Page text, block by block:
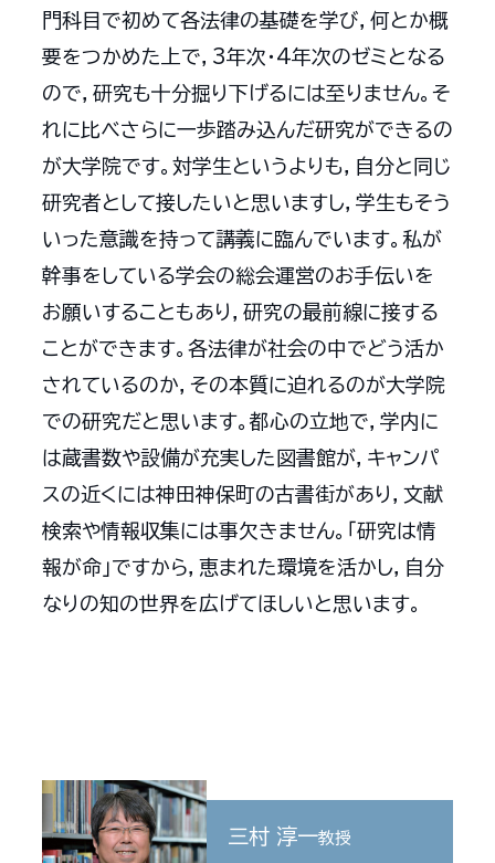
門科目で初めて各法律の基礎を学び，何とか概
要をつかめた上で，3年次・4年次のゼミとなる
ので，研究も十分掘り下げるには至りません。そ
れに比べさらに一歩踏み込んだ研究ができるの
が大学院です。対学生というよりも，自分と同じ
研究者として接したいと思いますし，学生もそう
いった意識を持って講義に臨んでいます。私が
幹事をしている学会の総会運営のお手伝いを
お願いすることもあり，研究の最前線に接する
ことができます。各法律が社会の中でどう活か
されているのか，その本質に迫れるのが大学院
での研究だと思います。都心の立地で，学内に
は蔵書数や設備が充実した図書館が，キャンパ
スの近くには神田神保町の古書街があり，文献
検索や情報収集には事欠きません。「研究は情
報が命」ですから，恵まれた環境を活かし，自分
なりの知の世界を広げてほしいと思います。
三村 淳一教授